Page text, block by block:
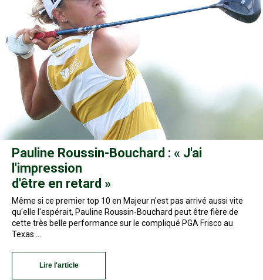
Pauline Roussin-Bouchard : « J'ai
l'impression
d'être en retard »
Même si ce premier top 10 en Majeur n'est pas arrivé aussi vite
qu'elle l'espérait, Pauline Roussin-Bouchard peut être fière de
cette très belle performance sur le compliqué PGA Frisco au
Texas …
Lire l'article